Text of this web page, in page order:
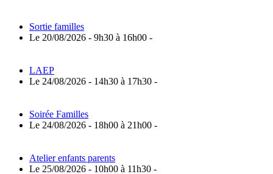
Sortie familles
Le 20/08/2026 - 9h30 à 16h00 -
LAEP
Le 24/08/2026 - 14h30 à 17h30 -
Soirée Familles
Le 24/08/2026 - 18h00 à 21h00 -
Atelier enfants parents
Le 25/08/2026 - 10h00 à 11h30 -